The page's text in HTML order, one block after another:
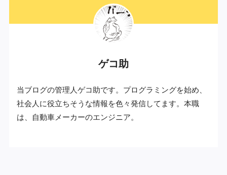
ゲコ助
当ブログの管理人ゲコ助です。プログラミングを始め、
社会人に役立ちそうな情報を色々発信してます。本職
は、自動車メーカーのエンジニア。